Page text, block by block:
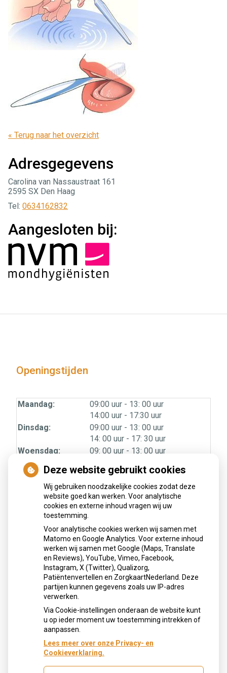
« Terug naar het overzicht
Adresgegevens
Carolina van Nassaustraat 161
2595 SX Den Haag
Tel: 0634162832
Aangesloten bij:
Openingstijden
Maandag: 09:00 uur tot
- 13: 00 uur
14:00 uur tot
- 17:30 uur
Dinsdag:
09:00 uur tot
- 13: 00 uur
14: 00 uur tot
- 17: 30 uur
Woensdag:
09: 00 uur tot
- 13: 00 uur
Donderdag:
09: 00 uurtot
- 13: 00 uur
14: 00 uurtot
- 17: 30 uur
Vrijdag:
09: 00 uurtot
- 13: 00 uur
14: 00 uurtot
- 17: 30 uur
Zaterdag:
Nieuws
Fabels en feiten over mondverzorgingsproducten
Deze website gebruikt cookies
Wij gebruiken noodzakelijke cookies zodat deze
website goed kan werken. Voor analytische
cookies en externe inhoud vragen wij uw
toestemming.
Voor analytische cookies werken wij samen met
Matomo en Google Analytics. Voor externe inhoud
werken wij samen met Google (Maps, Translate
en Reviews), YouTube, Vimeo, Facebook,
Instagram, X (Twitter), Qualizorg,
Patiëntenvertellen en ZorgkaartNederland. Deze
partijen kunnen gegevens zoals uw IP-adres
verwerken.
Via Cookie-instellingen onderaan de website kunt
u op ieder moment uw toestemming intrekken of
aanpassen.
Lees meer over onze Privacy- en
Cookieverklaring.